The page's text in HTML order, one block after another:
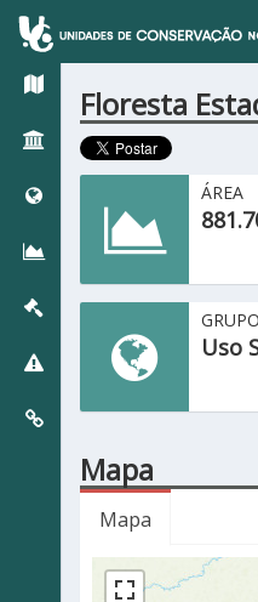
Floresta
ÁREA
GRUPO
Uso
Mapa
Mapa